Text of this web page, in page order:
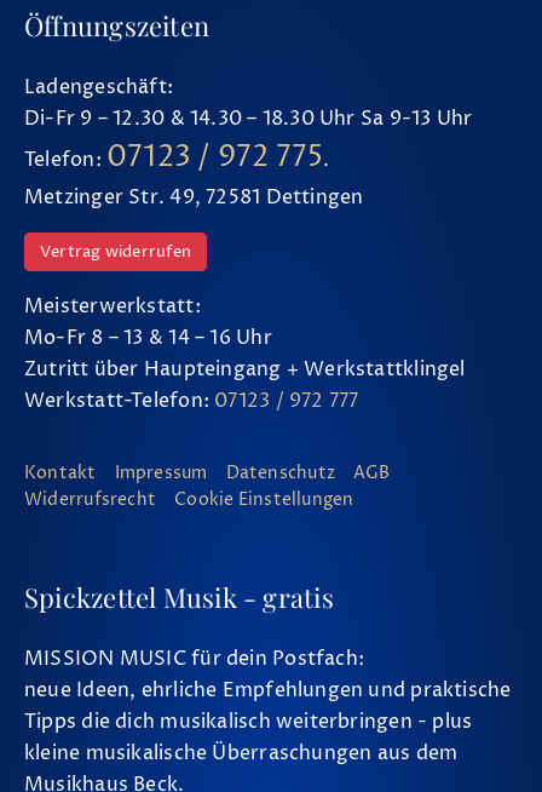
Öffnungszeiten
Ladengeschäft:
Di-Fr 9 – 12.30 & 14.30 – 18.30 Uhr Sa 9-13 Uhr
Telefon: 07123 / 972 775.
Metzinger Str. 49, 72581 Dettingen
Vertrag widerrufen
Meisterwerkstatt:
Mo-Fr 8 – 13 & 14 – 16 Uhr
Zutritt über Haupteingang + Werkstattklingel
Werkstatt-Telefon: 07123 / 972 777
Kontakt Impressum Datenschutz
AGB
Widerrufsrecht
Cookie Einstellungen
Spickzettel Musik - gratis
MISSION MUSIC für dein Postfach:
neue Ideen, ehrliche Empfehlungen und praktische
Tipps die dich musikalisch weiterbringen - plus
kleine musikalische Überraschungen aus dem
Musikhaus Beck.